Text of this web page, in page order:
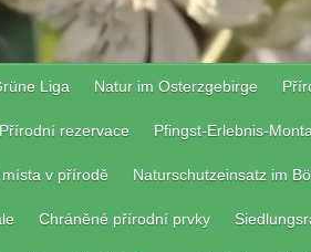
Liga Natur im Osterzgebirge
Přírodní rezervace Pfingst-Erlebnis-
v přírodě Naturschutzeinsatz im
Chráněné přírodní prvky